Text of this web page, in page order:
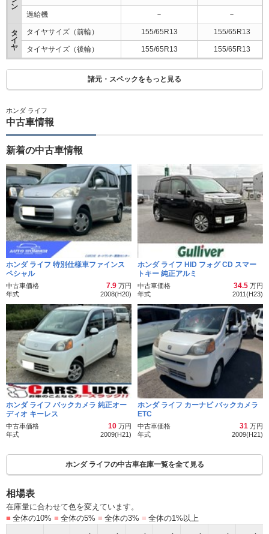
ン
過給機 － －
タ
イ
ヤ
タイヤサイズ（前輪） 155/65R13 155/65R13
タイヤサイズ（後輪） 155/65R13 155/65R13
諸元・スペックをもっと見る
ホンダ ライフ
中古車情報
新着の中古車情報
ホンダ ライフ 特別仕様車ファインス
ペシャル
中古車価格 7.9 万円
年式
2008(H20)
ホンダ ライフ HID フォグ CD スマー
トキー 純正アルミ
中古車価格 34.5 万円
年式
2011(H23)
ホンダ ライフ バックカメラ 純正オー
ディオ キーレス
中古車価格 10 万円
年式
2009(H21)
ホンダ ライフ カーナビ バックカメラ
ETC
中古車価格 31 万円
年式
2009(H21)
ホンダ ライフの中古車在庫一覧を全て見る
相場表
在庫量に合わせて色を変えています。
■ 全体の10% ■ 全体の5% ■ 全体の3% ■ 全体の1%以上